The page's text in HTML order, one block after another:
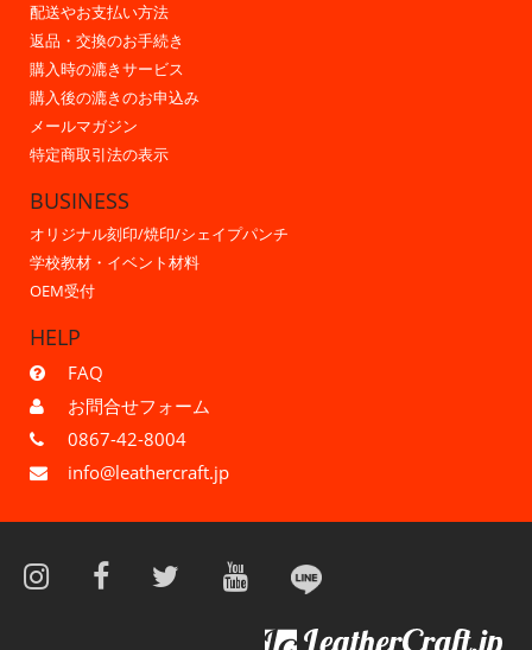
配送やお支払い方法
返品・交換のお手続き
購入時の漉きサービス
購入後の漉きのお申込み
メールマガジン
特定商取引法の表示
BUSINESS
オリジナル刻印/焼印/シェイプパンチ
学校教材・イベント材料
OEM受付
HELP
FAQ
お問合せフォーム
0867-42-8004
info@leathercraft.jp